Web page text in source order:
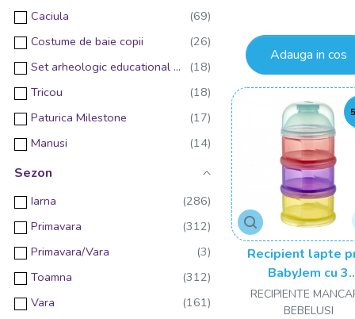
Caciula
Costume de baie copii
Set arheologic educational si puzzle 3D
Tricou
Paturica Milestone
Manusi
Vesta
Baveta
Costume sedinta foto
Pantaloni scurti
Rochie
Sezon
Iarna
Primavara
Primavara/Vara
Toamna
Vara
Adauga in cos
Recipient lapte
BabyJem cu 3
compartimente
RECIPIENTE
BEBELUSI